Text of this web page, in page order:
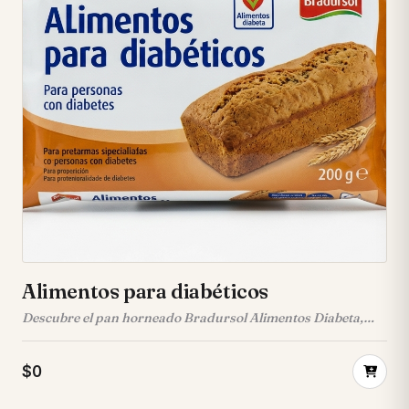
Alimentos para diabéticos
Descubre el pan horneado Bradursol Alimentos Diabeta,
una opción deliciosa y segura diseñada pensando en tu
bienestar. Disfruta de un sabor auténtico y la tranquilidad
de un alimento especializado, perfecto para personas con
$0